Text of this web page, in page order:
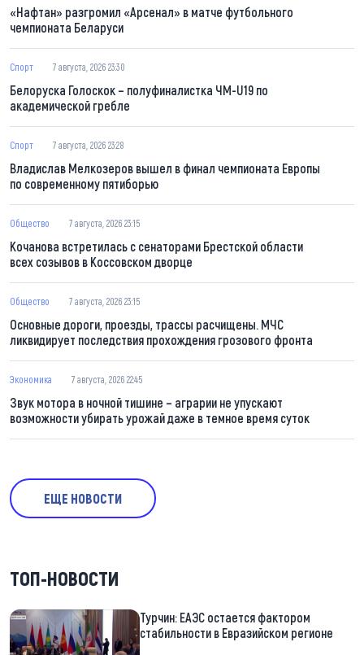
«Нафтан» разгромил «Арсенал» в матче футбольного
чемпионата Беларуси
Спорт 7 августа, 2026 23:30
Белоруска Голоскок – полуфиналистка ЧМ-U19 по
академической гребле
Спорт 7 августа, 2026 23:28
Владислав Мелкозеров вышел в финал чемпионата Европы
по современному пятиборью
Общество 7 августа, 2026 23:15
Кочанова встретилась с сенаторами Брестской области
всех созывов в Коссовском дворце
Общество 7 августа, 2026 23:15
Основные дороги, проезды, трассы расчищены. МЧС
ликвидирует последствия прохождения грозового фронта
Экономика 7 августа, 2026 22:45
Звук мотора в ночной тишине – аграрии не упускают
возможности убирать урожай даже в темное время суток
ЕЩЕ НОВОСТИ
ТОП-НОВОСТИ
Турчин: ЕАЭС остается фактором
стабильности в Евразийском регионе